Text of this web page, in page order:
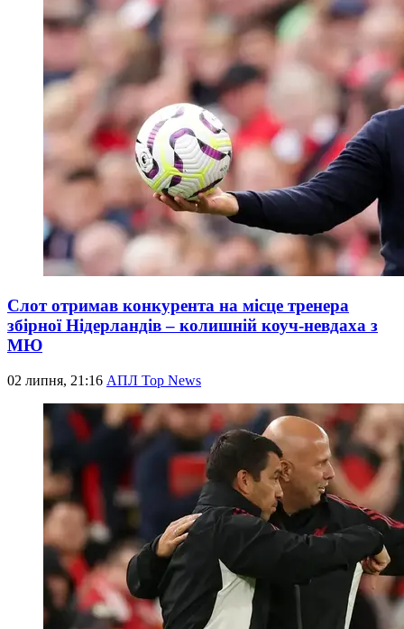
Слот отримав конкурента на місце тренера
збірної Нідерландів – колишній коуч-невдаха з
МЮ
02 липня, 21:16 АПЛ Top News